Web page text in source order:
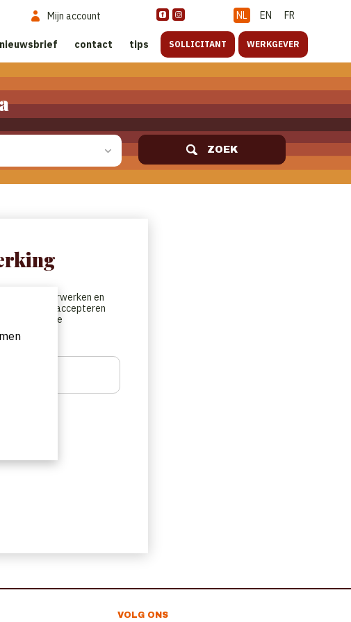
NL EN FR
Mijn account
nieuwsbrief contact tips SOLLICITANT WERKGEVER
ZOEK
te verwerken en
We accepteren
u tevens de
VOLG ONS